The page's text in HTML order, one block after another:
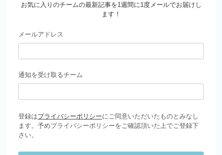
お気に入りのチームの最新記事を1週間に1度メールでお届けし
ます！
メールアドレス
通知を受け取るチーム
登録はプライバシーポリシーにご同意いただいたものとみなし
ます。予めプライバシーポリシーをご確認頂いた上でご登録下
さい。